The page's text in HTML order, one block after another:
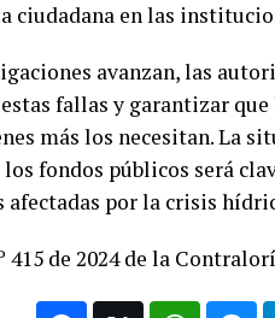
ciudadana en las
avanzan, las
fallas y garantizar
más los necesitan. La
fondos públicos será
afectadas por la crisis
de 2024 de la